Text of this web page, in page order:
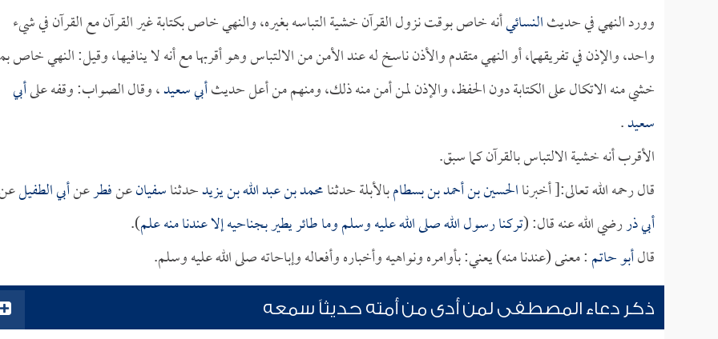
وورد النهي في حديثالنسائيأنه خاص بوقت نزول القرآن خشية التباسه بغيره، والنهي خاص بكتابة غير القرآن مع القرآن في شيء
واحد، والإذن في تفريقهما، أو النهي متقدم والأذن ناسخ له عند الأمن من الالتباس وهو أقربها مع أنه لا ينافيها، وقيل: النهي خاص
خشي منه الاتكال على الكتابة دون الحفظ، والإذن لمن أمن منه ذلك، ومنهم من أعل حديثأبي سعيد، وقال الصواب: وقفه علىأبي
سعيد.
الأقرب أنه خشية الالتباس بالقرآن كما سبق.
قال رحمه الله تعالى:[ أخبرناالحسين بن أحمد بن بسطامبالأبلة حدثنامحمد بن عبد الله بن يزيدحدثناسفيانعنفطرعنأبي الطفيل
أبي ذررضي الله عنه قال: (تركنا رسول الله صلى الله عليه وسلم وما طائر يطير بجناحيه إلا عندنا منه علم).
قالأبو حاتم: معنى (عندنا منه) يعني: بأوامره ونواهيه وأخباره وأفعاله وإباحاته صلى الله عليه وسلم.
ذكر دعاء المصطفى لمن أدى من أمته حديثاً سمعه